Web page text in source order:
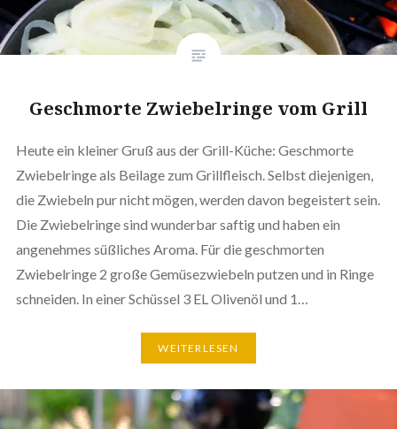
Geschmorte Zwiebelringe vom Grill
Heute ein kleiner Gruß aus der Grill-Küche: Geschmorte
Zwiebelringe als Beilage zum Grillfleisch. Selbst diejenigen,
die Zwiebeln pur nicht mögen, werden davon begeistert sein.
Die Zwiebelringe sind wunderbar saftig und haben ein
angenehmes süßliches Aroma. Für die geschmorten
Zwiebelringe 2 große Gemüsezwiebeln putzen und in Ringe
schneiden. In einer Schüssel 3 EL Olivenöl und 1…
WEITERLESEN